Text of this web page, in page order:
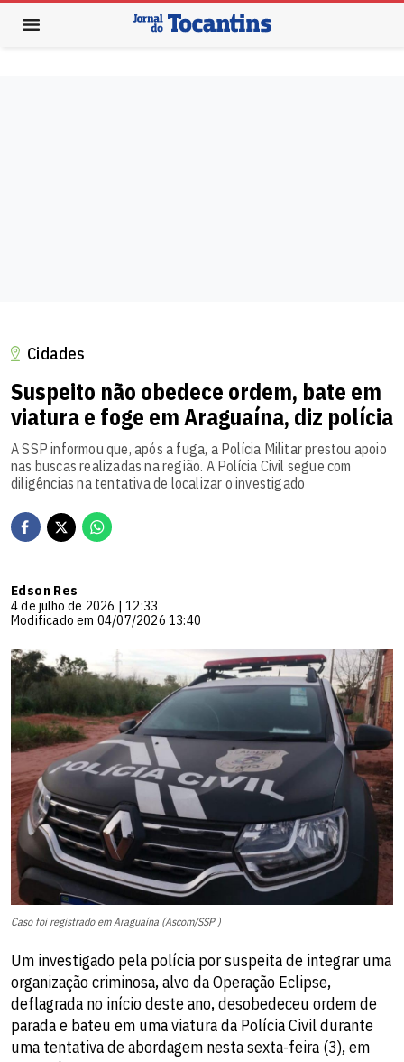
Cidades
Suspeito não obedece ordem, bate em
viatura e foge em Araguaína, diz polícia
A SSP informou que, após a fuga, a Polícia Militar prestou apoio
nas buscas realizadas na região. A Polícia Civil segue com
diligências na tentativa de localizar o investigado
Edson Res
4 de julho de 2026 | 12:33
Modificado em 04/07/2026 13:40
Caso foi registrado em Araguaína (Ascom/SSP )
Um investigado pela polícia por suspeita de integrar uma
organização criminosa, alvo da Operação Eclipse,
deflagrada no início deste ano, desobedeceu ordem de
parada e bateu em uma viatura da Polícia Civil durante
uma tentativa de abordagem nesta sexta-feira (3), em